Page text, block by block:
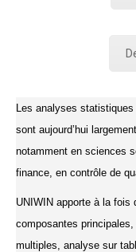
Les analyses
sont aujourd’hui
notamment en sciences
finance, en contrôle de
UNIWIN apporte à la fois
composantes
multiples, analyse sur